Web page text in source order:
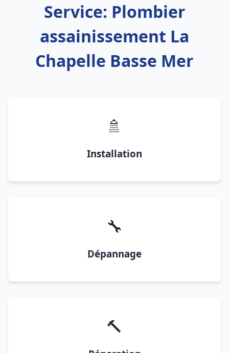
Service: Plombier
assainissement La
Chapelle Basse Mer
🚿
Installation
🔧
Dépannage
🔨